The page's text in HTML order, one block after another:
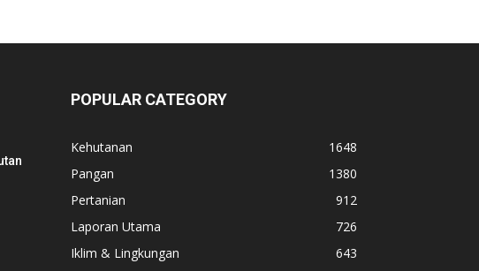
POPULAR CATEGORY
Kehutanan
1648
Pangan
1380
Pertanian
912
Laporan Utama
726
Iklim & Lingkungan
643